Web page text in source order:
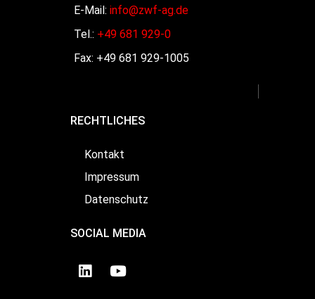
E-Mail: info@zwf-ag.de
Tel.: +49 681 929-0
Fax: +49 681 929-1005
RECHTLICHES
Kontakt
Impressum
Datenschutz
SOCIAL MEDIA